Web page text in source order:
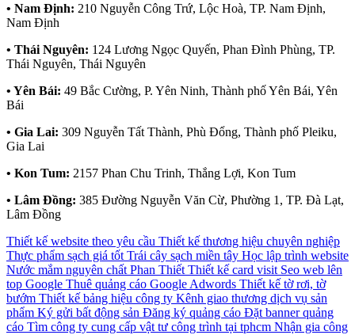
• Nam Định: 210 Nguyễn Công Trứ, Lộc Hoà, TP. Nam Định,
Nam Định
• Thái Nguyên: 124 Lương Ngọc Quyến, Phan Đình Phùng, TP.
Thái Nguyên, Thái Nguyên
• Yên Bái: 49 Bắc Cường, P. Yên Ninh, Thành phố Yên Bái, Yên
Bái
• Gia Lai: 309 Nguyễn Tất Thành, Phù Đổng, Thành phố Pleiku,
Gia Lai
• Kon Tum: 2157 Phan Chu Trinh, Thắng Lợi, Kon Tum
• Lâm Đồng: 385 Đường Nguyễn Văn Cừ, Phường 1, TP. Đà Lạt,
Lâm Đồng
Thiết kế website theo yêu cầu Thiết kế thương hiệu chuyên nghiệp
Thực phẩm sạch giá tốt Trái cây sạch miền tây Học lập trình website
Nước mắm nguyên chất Phan Thiết Thiết kế card visit Seo web lên
top Google Thuê quảng cáo Google Adwords Thiết kế tờ rơi, tờ
bướm Thiết kế bảng hiệu công ty Kênh giao thương dịch vụ sản
phẩm Ký gửi bất động sản Đăng ký quảng cáo Đặt banner quảng
cáo Tìm công ty cung cấp vật tư công trình tại tphcm Nhận gia công